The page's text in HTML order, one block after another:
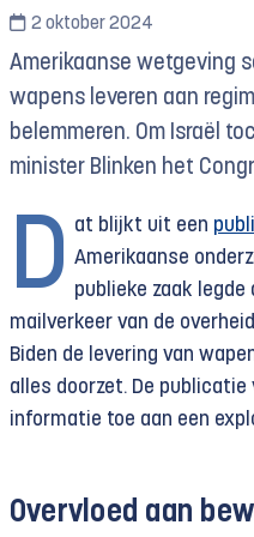
2 oktober 2024
Amerikaanse wetgeving
wapens leveren aan
belemmeren. Om Israël
minister Blinken het
D at blijkt uit een
Amerikaanse
publieke zaak legde
mailverkeer van de
Biden de levering van
alles doorzet. De publicatie
informatie toe aan een
Overvloed aan